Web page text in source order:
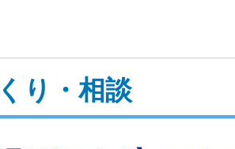
り・相談